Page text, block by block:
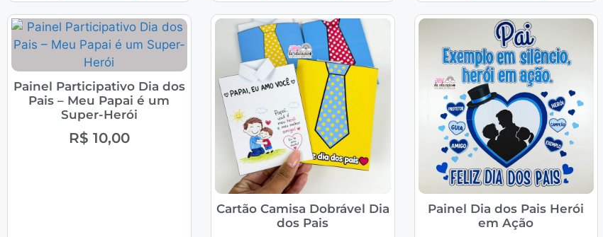
Painel Participativo Dia dos
Pais – Meu Papai é um
Super-Herói
R$ 10,00
Cartão Camisa Dobrável Dia
dos Pais
Painel Dia dos Pais Herói
em Ação